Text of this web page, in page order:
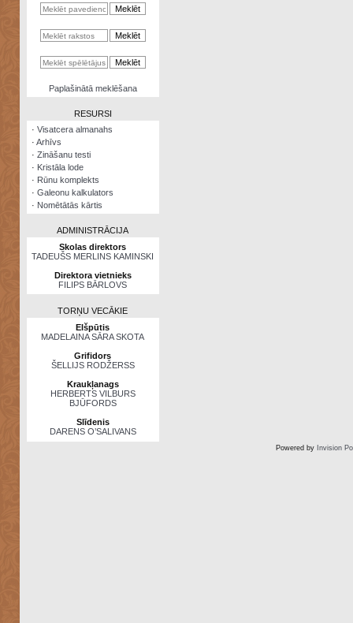
kalkulators
NomētātāsPaplašinātā meklēšana
RESURSI
· Visatcera almanahs
· Arhīvs
· Zināšanu testi
· Kristāla lode
· Rūnu komplekts
· Galeonu kalkulators
· Nomētātās kārtis
ADMINISTRĀCIJA
Skolas direktors
TADEUŠS MERLINS KAMINSKI
Direktora vietnieks
FILIPS BĀRLOVS
TORŅU VECĀKIE
Elšpūtis
MADELAINA SĀRA SKOTA
Grifidors
ŠELLIJS RODŽERSS
Kraukļanags
HERBERTS VILBURS
BJŪFORDS
Slīdenis
DARENS O’SALIVANS
Powered by Invision